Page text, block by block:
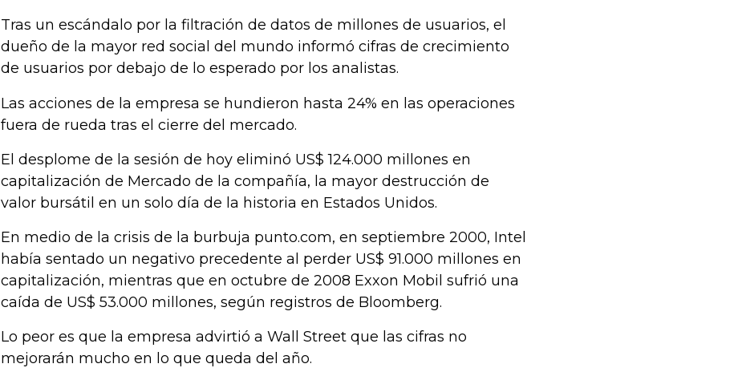
Tras un escándalo por la filtración de datos de millones de usuarios, el
dueño de la mayor red social del mundo informó cifras de crecimiento
de usuarios por debajo de lo esperado por los analistas.
Las acciones de la empresa se hundieron hasta 24% en las operaciones
fuera de rueda tras el cierre del mercado.
El desplome de la sesión de hoy eliminó US$ 124.000 millones en
capitalización de Mercado de la compañía, la mayor destrucción de
valor bursátil en un solo día de la historia en Estados Unidos.
En medio de la crisis de la burbuja punto.com, en septiembre 2000, Intel
había sentado un negativo precedente al perder US$ 91.000 millones en
capitalización, mientras que en octubre de 2008 Exxon Mobil sufrió una
caída de US$ 53.000 millones, según registros de Bloomberg.
Lo peor es que la empresa advirtió a Wall Street que las cifras no
mejorarán mucho en lo que queda del año.